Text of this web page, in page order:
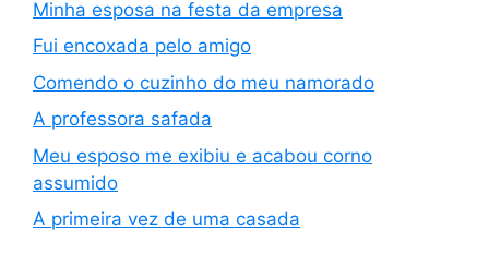
Minha esposa na festa da empresa
Fui encoxada pelo amigo
Comendo o cuzinho do meu namorado
A professora safada
Meu esposo me exibiu e acabou corno
assumido
A primeira vez de uma casada